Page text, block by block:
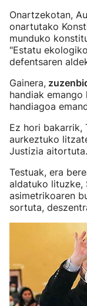
Onartzekotan,
onartutako
munduko
"Estatu
defentsaren
Gainera,
handiak
handiagoa
Ez hori bakarrik,
aurkeztuko
Justizia aitortuta.
Testuak, era
aldatuko lituzke,
asimetrikoaren
sortuta,